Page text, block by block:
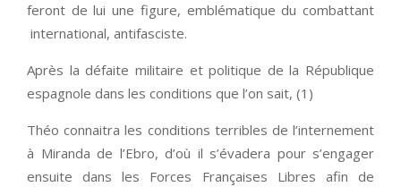
feront de lui une figure, emblématique du combattant
international, antifasciste.
Après la défaite militaire et politique de la République
espagnole dans les conditions que l’on sait, (1)
Théo connaitra les conditions terribles de l’internement
à Miranda de l’Ebro, d’où il s’évadera pour s’engager
ensuite dans les Forces Françaises Libres afin de